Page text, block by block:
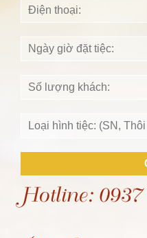
Hotline: